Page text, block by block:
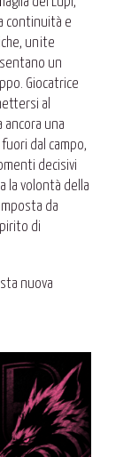
continuità e
unite
un
Giocatrice
al
ancora una
dal campo,
decisivi
la volontà della
da
di
nuova